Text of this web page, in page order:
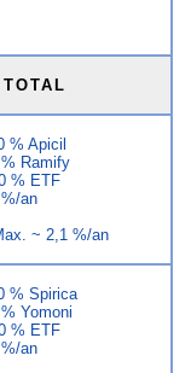
% Apicil
Ramify
% ETF
an
~ 2,1 %/an
% Spirica
Yomoni
% ETF
an